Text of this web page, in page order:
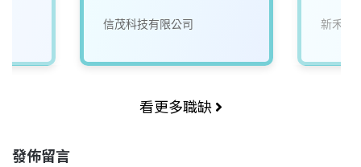
信茂科技有限公司 新禾應
看更多職缺
發佈留言